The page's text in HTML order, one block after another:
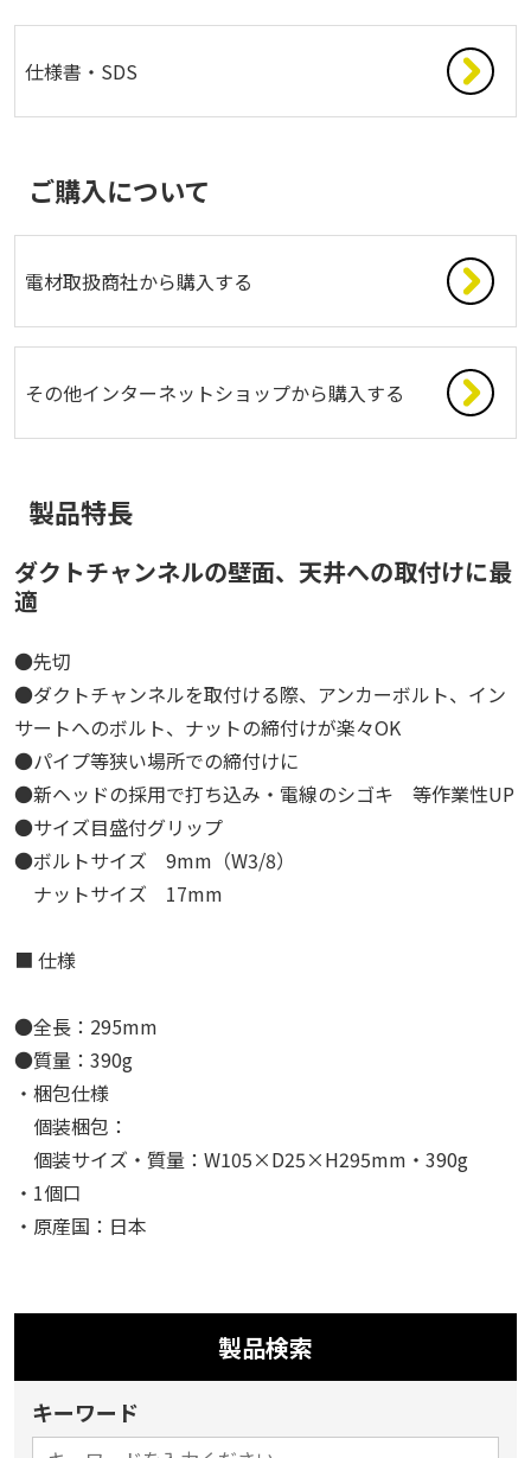
仕様書・SDS
ご購入について
電材取扱商社から購入する
その他インターネットショップから購入する
製品特長
ダクトチャンネルの壁面、天井への取付けに最
適
●先切
●ダクトチャンネルを取付ける際、アンカーボルト、イン
サートへのボルト、ナットの締付けが楽々OK
●パイプ等狭い場所での締付けに
●新ヘッドの採用で打ち込み・電線のシゴキ 等作業性UP
●サイズ目盛付グリップ
●ボルトサイズ 9mm（W3/8）
ナットサイズ 17mm
■ 仕様
●全長：295mm
●質量：390g
・梱包仕様
個装梱包：
個装サイズ・質量：W105×D25×H295mm・390g
・1個口
・原産国：日本
製品検索
キーワード